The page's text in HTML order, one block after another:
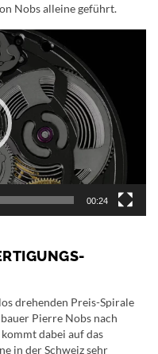
Nobs alleine geführt.
00:24
drehenden Preis-Spirale
Pierre Nobs nach
dabei auf das
in der Schweiz sehr